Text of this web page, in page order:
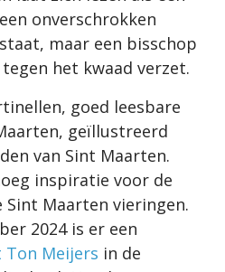
onverschrokken
maar een bisschop
het kwaad verzet.
goed leesbare
geïllustreerd
van Sint Maarten.
inspiratie voor de
Maarten vieringen.
2024 is er een
Ton Meijers in de